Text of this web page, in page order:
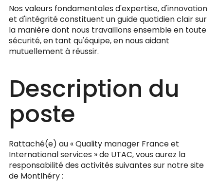
Nos valeurs fondamentales d'expertise, d'innovation
et d'intégrité constituent un guide quotidien clair sur
la manière dont nous travaillons ensemble en toute
sécurité, en tant qu'équipe, en nous aidant
mutuellement à réussir.
Description du
poste
Rattaché(e) au « Quality manager France et
International services » de UTAC, vous aurez la
responsabilité des activités suivantes sur notre site
de Montlhéry :